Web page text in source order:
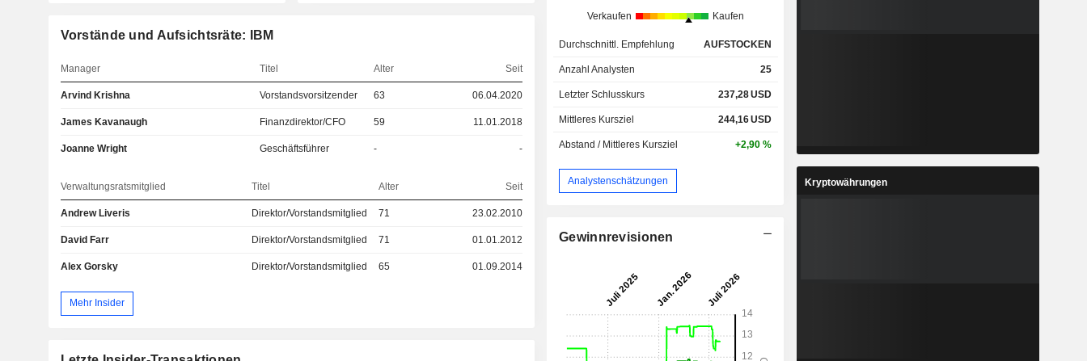
Vorstände und Aufsichtsräte: IBM
Manager Titel Alter Seit
Arvind Krishna Vorstandsvorsitzender 63 06.04.2020
James Kavanaugh Finanzdirektor/CFO 59 11.01.2018
Joanne Wright Geschäftsführer - -
Verwaltungsratsmitglied Titel Alter Seit
Andrew Liveris Direktor/Vorstandsmitglied 71 23.02.2010
David Farr Direktor/Vorstandsmitglied 71 01.01.2012
Alex Gorsky Direktor/Vorstandsmitglied 65 01.09.2014
Mehr Insider
Verkaufen Kaufen
Durchschnittl. Empfehlung AUFSTOCKEN
Anzahl Analysten 25
Letzter Schlusskurs 237,28USD
Mittleres Kursziel 244,16USD
Abstand / Mittleres Kursziel +2,90 %
Analystenschätzungen
Gewinnrevisionen
Kryptowährungen